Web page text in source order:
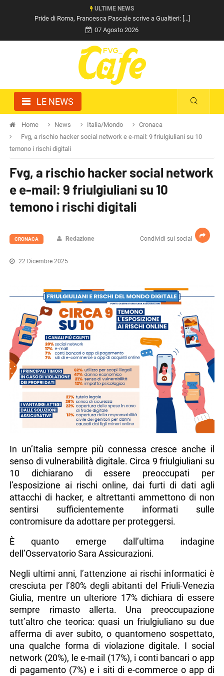
ULTIME NEWS
Pride di Roma, Francesca Pascale scrive a Gualtieri: [...]
07 Agosto 2026
LE NEWS
Home News Italia/Mondo
Cronaca
Fvg, a rischio hacker social network e e-mail: 9 friulgiuliani su 10
temono i rischi digitali
Fvg, a rischio hacker social network
e e-mail: 9 friulgiuliani su 10
temono i rischi digitali
Condividi sui social
CRONACA Redazione
22 Dicembre 2025
In un’Italia sempre più connessa cresce anche il
senso di vulnerabilità digitale. Circa 9 friulgiuliani su
10 dichiarano di essere preoccupati per
l’esposizione ai rischi online, dai furti di dati agli
attacchi di hacker, e altrettanti ammettono di non
sentirsi sufficientemente informati sulle
contromisure da adottare per proteggersi.
È quanto emerge dall’ultima indagine
dell’Osservatorio Sara Assicurazioni.
Negli ultimi anni, l’attenzione ai rischi informatici è
cresciuta per l’80% degli abitanti del Friuli-Venezia
Giulia, mentre un ulteriore 17% dichiara di essere
sempre rimasto allerta. Una preoccupazione
tutt’altro che teorica: quasi un friulgiuliano su due
afferma di aver subito, o quantomeno sospettato,
una qualche forma di violazione digitale. I social
network (20%), le e-mail (17%), i conti bancari o app
di pagamento (7%) e i siti di e-commerce o app di